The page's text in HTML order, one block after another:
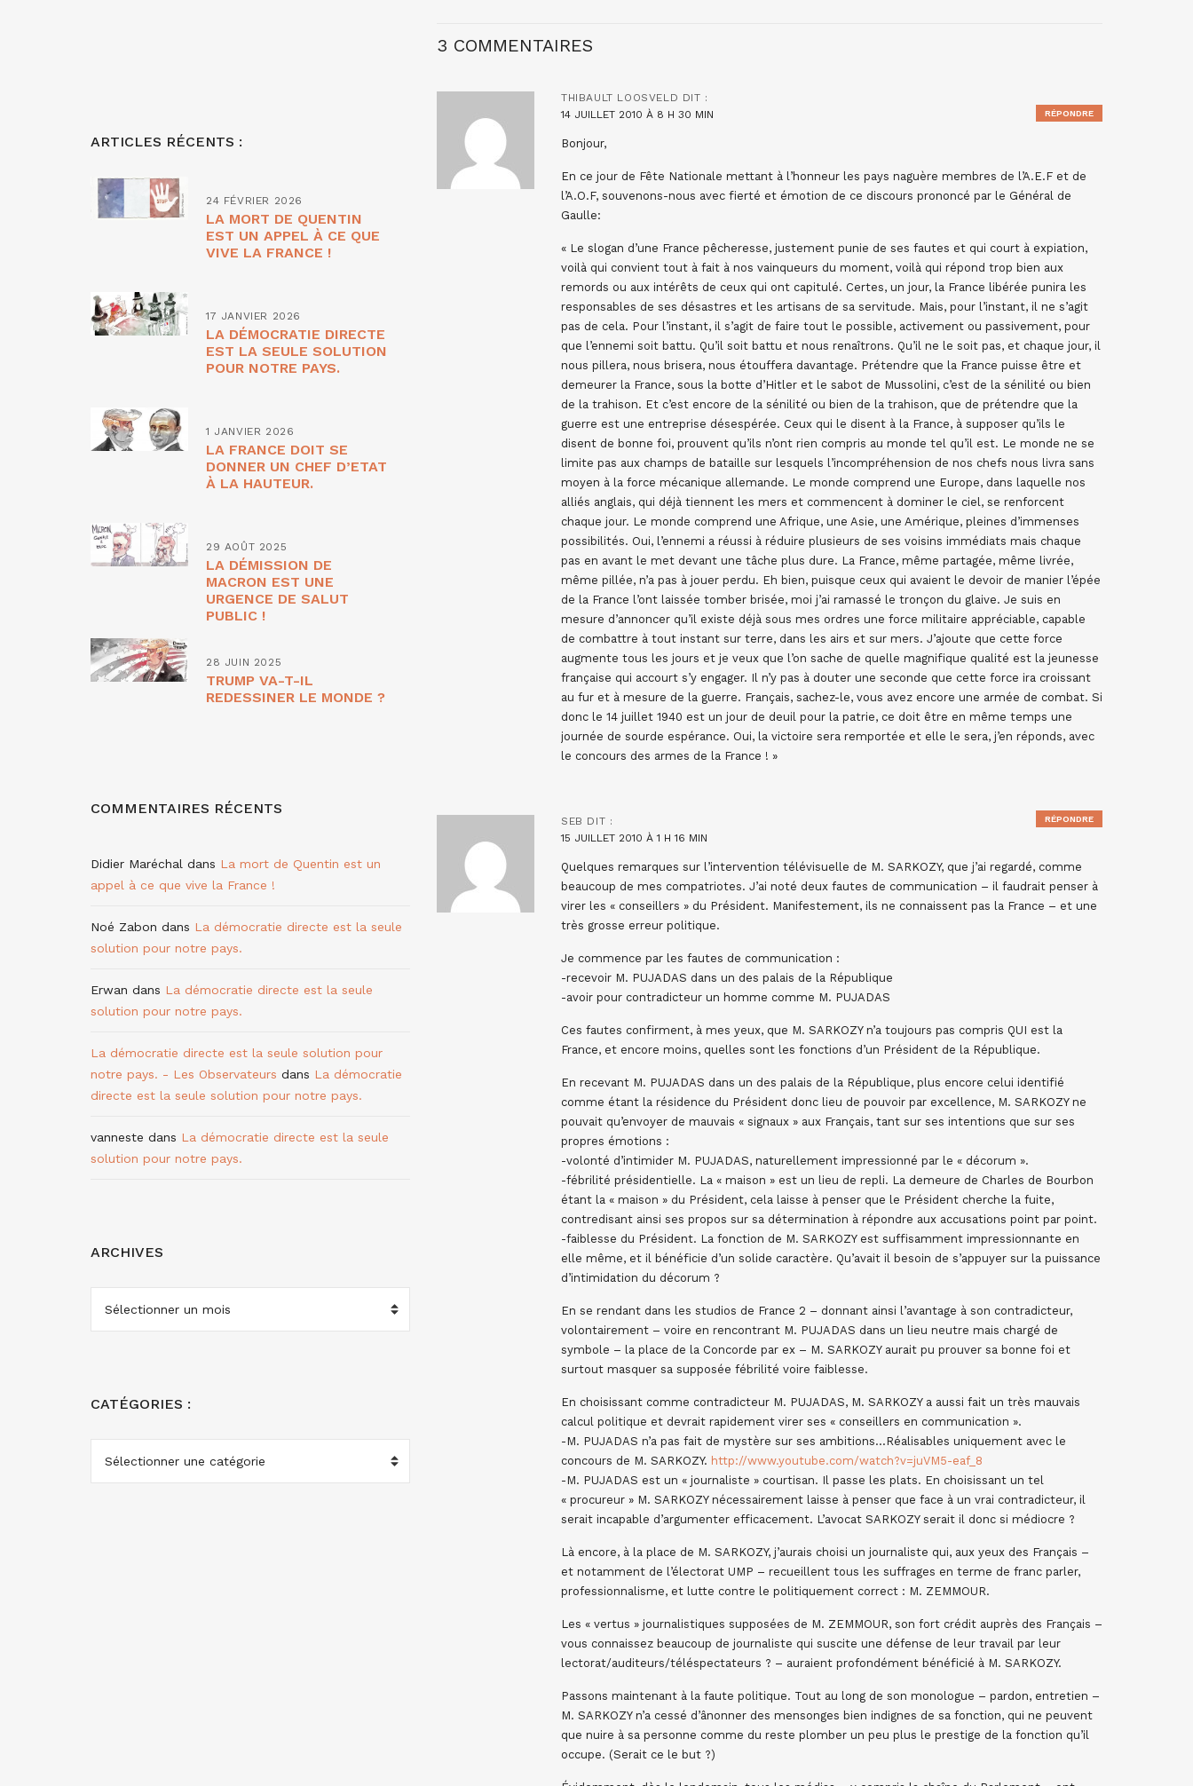
3 COMMENTAIRES
THIBAULT LOOSVELD DIT :
14 JUILLET 2010 À 8 H 30 MIN
Bonjour,
En ce jour de Fête Nationale mettant à l’honneur les pays naguère membres de l’A.E.F et de
l’A.O.F, souvenons-nous avec fierté et émotion de ce discours prononcé par le Général de
Gaulle:
« Le slogan d’une France pêcheresse, justement punie de ses fautes et qui court à expiation,
voilà qui convient tout à fait à nos vainqueurs du moment, voilà qui répond trop bien aux
remords ou aux intérêts de ceux qui ont capitulé. Certes, un jour, la France libérée punira les
responsables de ses désastres et les artisans de sa servitude. Mais, pour l’instant, il ne s’agit
pas de cela. Pour l’instant, il s’agit de faire tout le possible, activement ou passivement, pour
que l’ennemi soit battu. Qu’il soit battu et nous renaîtrons. Qu’il ne le soit pas, et chaque jour, il
nous pillera, nous brisera, nous étouffera davantage. Prétendre que la France puisse être et
demeurer la France, sous la botte d’Hitler et le sabot de Mussolini, c’est de la sénilité ou bien
de la trahison. Et c’est encore de la sénilité ou bien de la trahison, que de prétendre que la
guerre est une entreprise désespérée. Ceux qui le disent à la France, à supposer qu’ils le
disent de bonne foi, prouvent qu’ils n’ont rien compris au monde tel qu’il est. Le monde ne se
limite pas aux champs de bataille sur lesquels l’incompréhension de nos chefs nous livra sans
moyen à la force mécanique allemande. Le monde comprend une Europe, dans laquelle nos
alliés anglais, qui déjà tiennent les mers et commencent à dominer le ciel, se renforcent
chaque jour. Le monde comprend une Afrique, une Asie, une Amérique, pleines d’immenses
possibilités. Oui, l’ennemi a réussi à réduire plusieurs de ses voisins immédiats mais chaque
pas en avant le met devant une tâche plus dure. La France, même partagée, même livrée,
même pillée, n’a pas à jouer perdu. Eh bien, puisque ceux qui avaient le devoir de manier l’épée
de la France l’ont laissée tomber brisée, moi j’ai ramassé le tronçon du glaive. Je suis en
mesure d’annoncer qu’il existe déjà sous mes ordres une force militaire appréciable, capable
de combattre à tout instant sur terre, dans les airs et sur mers. J’ajoute que cette force
augmente tous les jours et je veux que l’on sache de quelle magnifique qualité est la jeunesse
française qui accourt s’y engager. Il n’y pas à douter une seconde que cette force ira croissant
au fur et à mesure de la guerre. Français, sachez-le, vous avez encore une armée de combat. Si
donc le 14 juillet 1940 est un jour de deuil pour la patrie, ce doit être en même temps une
journée de sourde espérance. Oui, la victoire sera remportée et elle le sera, j’en réponds, avec
le concours des armes de la France ! »
RÉPONDRE
SEB DIT :
15 JUILLET 2010 À 1 H 16 MIN
Quelques remarques sur l’intervention télévisuelle de M. SARKOZY, que j’ai regardé, comme
beaucoup de mes compatriotes. J’ai noté deux fautes de communication – il faudrait penser à
virer les « conseillers » du Président. Manifestement, ils ne connaissent pas la France – et une
très grosse erreur politique.
Je commence par les fautes de communication :
-recevoir M. PUJADAS dans un des palais de la République
-avoir pour contradicteur un homme comme M. PUJADAS
Ces fautes confirment, à mes yeux, que M. SARKOZY n’a toujours pas compris QUI est la
France, et encore moins, quelles sont les fonctions d’un Président de la République.
En recevant M. PUJADAS dans un des palais de la République, plus encore celui identifié
comme étant la résidence du Président donc lieu de pouvoir par excellence, M. SARKOZY ne
pouvait qu’envoyer de mauvais « signaux » aux Français, tant sur ses intentions que sur ses
propres émotions :
-volonté d’intimider M. PUJADAS, naturellement impressionné par le « décorum ».
-fébrilité présidentielle. La « maison » est un lieu de repli. La demeure de Charles de Bourbon
étant la « maison » du Président, cela laisse à penser que le Président cherche la fuite,
contredisant ainsi ses propos sur sa détermination à répondre aux accusations point par point.
-faiblesse du Président. La fonction de M. SARKOZY est suffisamment impressionnante en
elle même, et il bénéficie d’un solide caractère. Qu’avait il besoin de s’appuyer sur la puissance
d’intimidation du décorum ?
En se rendant dans les studios de France 2 – donnant ainsi l’avantage à son contradicteur,
volontairement – voire en rencontrant M. PUJADAS dans un lieu neutre mais chargé de
symbole – la place de la Concorde par ex – M. SARKOZY aurait pu prouver sa bonne foi et
surtout masquer sa supposée fébrilité voire faiblesse.
En choisissant comme contradicteur M. PUJADAS, M. SARKOZY a aussi fait un très mauvais
calcul politique et devrait rapidement virer ses « conseillers en communication ».
-M. PUJADAS n’a pas fait de mystère sur ses ambitions…Réalisables uniquement avec le
concours de M. SARKOZY. http://www.youtube.com/watch?v=juVM5-eaf_8
-M. PUJADAS est un « journaliste » courtisan. Il passe les plats. En choisissant un tel
« procureur » M. SARKOZY nécessairement laisse à penser que face à un vrai contradicteur, il
serait incapable d’argumenter efficacement. L’avocat SARKOZY serait il donc si médiocre ?
Là encore, à la place de M. SARKOZY, j’aurais choisi un journaliste qui, aux yeux des Français –
et notamment de l’électorat UMP – recueillent tous les suffrages en terme de franc parler,
professionnalisme, et lutte contre le politiquement correct : M. ZEMMOUR.
Les « vertus » journalistiques supposées de M. ZEMMOUR, son fort crédit auprès des Français –
vous connaissez beaucoup de journaliste qui suscite une défense de leur travail par leur
lectorat/auditeurs/téléspectateurs ? – auraient profondément bénéficié à M. SARKOZY.
Passons maintenant à la faute politique. Tout au long de son monologue – pardon, entretien –
M. SARKOZY n’a cessé d’ânonner des mensonges bien indignes de sa fonction, qui ne peuvent
que nuire à sa personne comme du reste plomber un peu plus le prestige de la fonction qu’il
occupe. (Serait ce le but ?)
RÉPONDRE
ARTICLES RÉCENTS :
24 FÉVRIER 2026
LA MORT DE QUENTIN
EST UN APPEL À CE QUE
VIVE LA FRANCE !
17 JANVIER 2026
LA DÉMOCRATIE DIRECTE
EST LA SEULE SOLUTION
POUR NOTRE PAYS.
1 JANVIER 2026
LA FRANCE DOIT SE
DONNER UN CHEF D’ETAT
À LA HAUTEUR.
29 AOÛT 2025
LA DÉMISSION DE
MACRON EST UNE
URGENCE DE SALUT
PUBLIC !
28 JUIN 2025
TRUMP VA-T-IL
REDESSINER LE MONDE ?
COMMENTAIRES RÉCENTS
Didier Maréchal dans La mort de Quentin est un
appel à ce que vive la France !
Noé Zabon dans La démocratie directe est la seule
solution pour notre pays.
Erwan dans La démocratie directe est la seule
solution pour notre pays.
La démocratie directe est la seule solution pour
notre pays. - Les Observateurs dans La démocratie
directe est la seule solution pour notre pays.
vanneste dans La démocratie directe est la seule
solution pour notre pays.
ARCHIVES
ARCHIVES
CATÉGORIES :
CATÉGORIES